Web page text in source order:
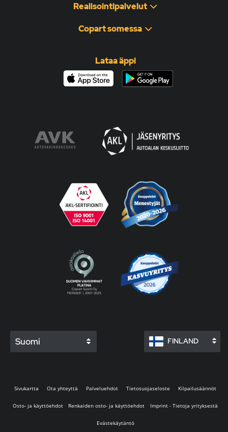
Realisointipalvelut
Copart somessa
Lataa äppi
Suomi FINLAND
Sivukartta Ota yhteyttä Palveluehdot Tietosuojaseloste Kilpailusäännöt
Osto- ja käyttöehdot Renkaiden osto- ja käyttöehdot Imprint - Tietoja yrityksestä
Evästekäytäntö